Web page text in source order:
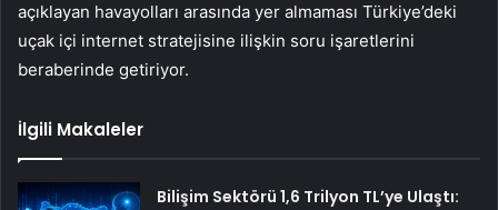
açıklayan havayolları arasında yer almaması Türkiye’deki
uçak içi internet stratejisine ilişkin soru işaretlerini
beraberinde getiriyor.
İlgili Makaleler
Bilişim Sektörü 1,6 Trilyon TL’ye Ulaştı: